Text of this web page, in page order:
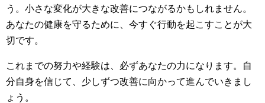
う。小さな変化が大きな改善につながるかもしれません。
あなたの健康を守るために、今すぐ行動を起こすことが大
切です。
これまでの努力や経験は、必ずあなたの力になります。自
分自身を信じて、少しずつ改善に向かって進んでいきまし
ょう。